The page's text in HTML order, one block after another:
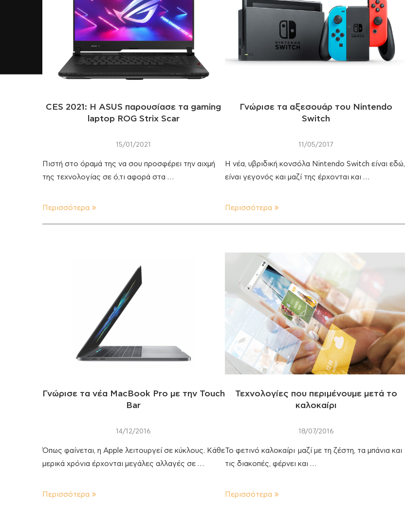
CES 2021: H ASUS παρουσίασε τα gaming
laptop ROG Strix Scar
15/01/2021
Πιστή στο όραμά της να σου προσφέρει την αιχμή
της τεχνολογίας σε ό,τι αφορά στα …
Περισσότερα
Γνώρισε τα αξεσουάρ του Nintendo
Switch
11/05/2017
Η νέα, υβριδική κονσόλα Nintendo Switch είναι εδώ,
είναι γεγονός και μαζί της έρχονται και …
Περισσότερα
Γνώρισε τα νέα MacBook Pro με την Touch
Bar
14/12/2016
Όπως φαίνεται, η Apple λειτουργεί σε κύκλους. Κάθε
μερικά χρόνια έρχονται μεγάλες αλλαγές σε …
Περισσότερα
Τεχνολογίες που περιμένουμε μετά το
καλοκαίρι
18/07/2016
Το φετινό καλοκαίρι μαζί με τη ζέστη, τα μπάνια και
τις διακοπές, φέρνει και …
Περισσότερα